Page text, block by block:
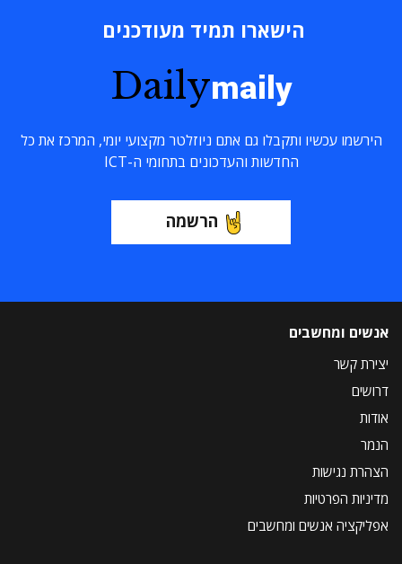
הישארו תמיד מעודכנים
Dailymaily
הירשמו עכשיו ותקבלו גם אתם ניוזלטר מקצועי יומי, המרכז את כל
החדשות והעדכונים בתחומי ה-ICT
הרשמה
אנשים ומחשבים
יצירת קשר
דרושים
אודות
הנמר
הצהרת נגישות
מדיניות הפרטיות
אפליקציה אנשים ומחשבים